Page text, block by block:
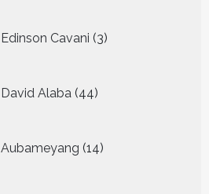
Edinson Cavani 3
producten
David Alaba 44
producten
Aubameyang 14
producten